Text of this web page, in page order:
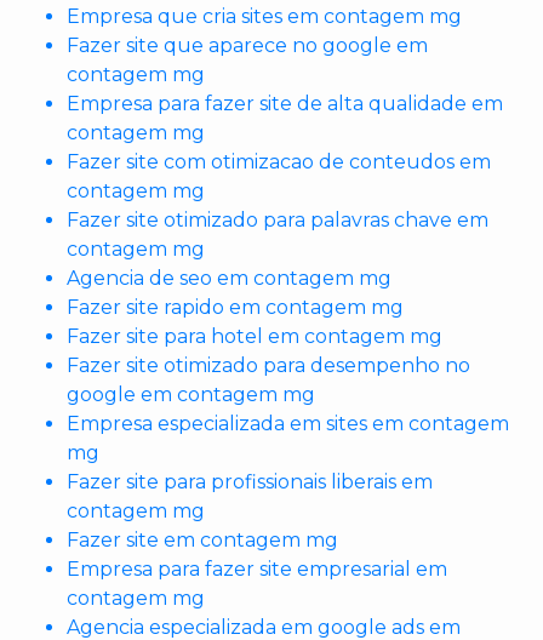
Empresa que cria sites em contagem mg
Fazer site que aparece no google em
contagem mg
Empresa para fazer site de alta qualidade em
contagem mg
Fazer site com otimizacao de conteudos em
contagem mg
Fazer site otimizado para palavras chave em
contagem mg
Agencia de seo em contagem mg
Fazer site rapido em contagem mg
Fazer site para hotel em contagem mg
Fazer site otimizado para desempenho no
google em contagem mg
Empresa especializada em sites em contagem
mg
Fazer site para profissionais liberais em
contagem mg
Fazer site em contagem mg
Empresa para fazer site empresarial em
contagem mg
Agencia especializada em google ads em